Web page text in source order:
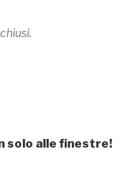
solo alle finestre!